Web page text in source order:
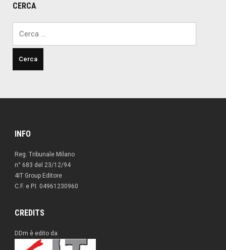
CERCA
INFO
Reg. Tribunale Milano
n° 683 del 23/12/94
4IT Group Editore
C.F. e P.I. 04961230960
CREDITS
DDm è edito da